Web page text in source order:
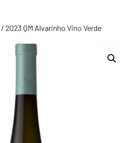
/ 2023 QM Alvarinho Vino Verde